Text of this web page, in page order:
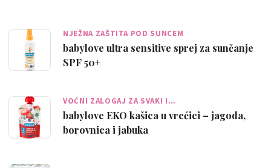
NJEŽNA ZAŠTITA POD SUNCEM
babylove ultra sensitive sprej za sunčanje
SPF 50+
VOĆNI ZALOGAJ ZA SVAKI I…
babylove EKO kašica u vrećici – jagoda,
borovnica i jabuka